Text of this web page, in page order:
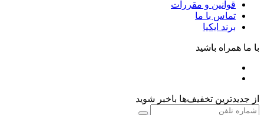
قوانین و مقررات
تماس با ما
برند ایکیا
با ما همراه باشید
از جدیدترین تخفیف‌ها باخبر شوید